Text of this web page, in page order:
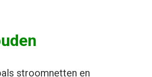
stroomnetten en